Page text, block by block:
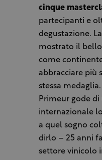
cinque
partecipanti e
degustazione.
mostrato il
come
abbracciare più
stessa
Primeur gode di
internazionale
a quel sogno
dirlo – 25 anni
settore vinicolo